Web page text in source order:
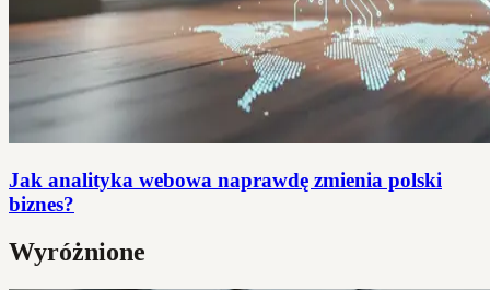
Jak analityka webowa naprawdę zmienia polski
biznes?
Wyróżnione